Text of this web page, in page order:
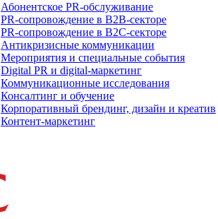
Абонентское PR-обслуживание
PR-сопровождение в B2B-секторе
PR-сопровождение в B2С-секторе
Антикризисные коммуникации
Мероприятия и специальные события
Digital PR и digital-маркетинг
Коммуникационные исследования
Консалтинг и обучение
Корпоративный брендинг, дизайн и креатив
Контент-маркетинг